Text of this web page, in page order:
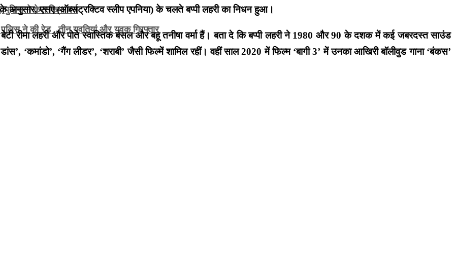
पुलिस ने केस किया दर्ज
ने की रेड , तीन युवतियां और युवक गिरफ्तार
के अनुसार, एसए (ऑब्सट्रक्टिव स्लीप एपनिया) के चलते बप्पी लहरी का निधन हुआ।
बेटी रीमा लहरी और पोते स्वास्तिक बंसल और बहू तनीषा वर्मा हैं। बता दे कि बप्पी लहरी ने 1980 और 90 के दशक में कई जबरदस्त साउंड
‘कमांडो’, ‘गैंग लीडर’, ‘शराबी’ जैसी फिल्में शामिल रहीं। वहीं साल 2020 में फिल्म ‘बागी 3’ में उनका आखिरी बॉलीवुड गाना ‘बंकस’